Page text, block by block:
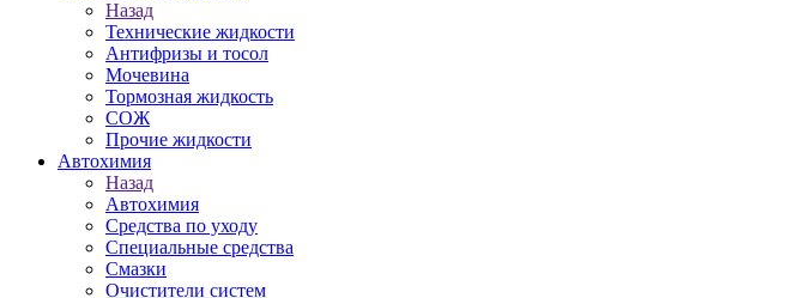
Назад
Технические жидкости
Антифризы и тосол
Мочевина
Тормозная жидкость
СОЖ
Прочие жидкости
Автохимия
Назад
Автохимия
Средства по уходу
Специальные средства
Смазки
Очистители систем